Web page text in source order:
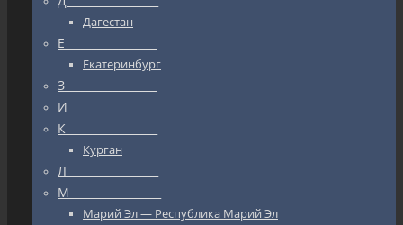
Дагестан
Е_________________
Екатеринбург
З_________________
И_________________
К_________________
Курган
Л_________________
М_________________
Марий Эл — Республика Марий Эл